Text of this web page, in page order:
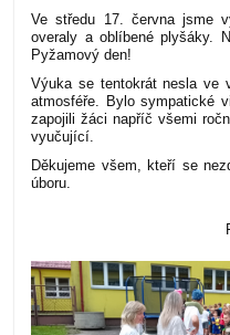
Ve středu 17. června jsme
overaly a oblíbené plyšáky.
Pyžamový den!
Výuka se tentokrát nesla ve
atmosféře. Bylo sympatické
zapojili žáci napříč všemi
vyučující.
Děkujeme všem, kteří se
úboru.
František